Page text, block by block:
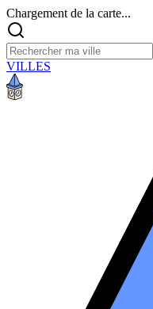
Chargement de la carte...
VILLES